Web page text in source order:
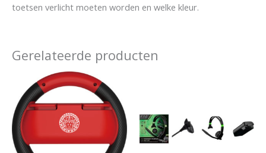
toetsen verlicht moeten worden en welke kleur.
Gerelateerde producten